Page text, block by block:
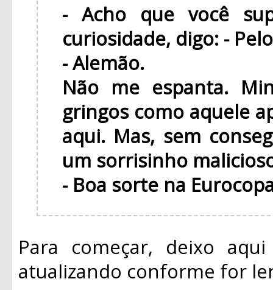
- Acho que você
curiosidade, digo: -
- Alemão.
Não me espanta.
gringos como aquele
aqui. Mas, sem
um sorrisinho
- Boa sorte na
Para começar, deixo
atualizando conforme for